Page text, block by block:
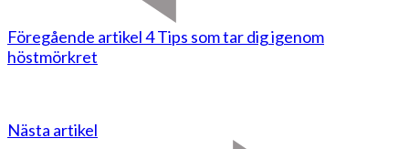
Föregående artikel4 Tips som tar dig igenom
höstmörkret
Nästa artikel